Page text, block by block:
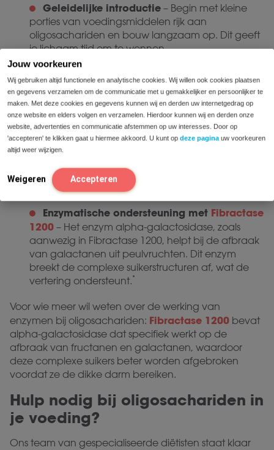
Jouw voorkeuren
Wij gebruiken altijd functionele en analytische cookies. Wij willen ook cookies plaatsen
en gegevens verzamelen om de communicatie met u gemakkelijker en persoonlijker te
maken. Met deze cookies en gegevens kunnen wij en derden uw internetgedrag op
onze website en elders volgen en verzamelen. Hierdoor kunnen wij en derden onze
website, advertenties en communicatie afstemmen op uw interesses. Door op
'accepteren' te klikken gaat u hiermee akkoord. U kunt op deze pagina uw voorkeuren
altijd weer wijzigen.
Weigeren Accepteren
Geleidelijke introductie – Begin met kleine
porties van voedingsmiddelen rijk aan
oligosachariden en bouw langzaam op. Dit geeft
je lichaam tijd om te wennen.
Slimme alternatieven
verschillende granen zoals spelt of haver als
alternatief voor tarwe. Gebruik knoflookolie in
plaats van verse knoflook voor de smaak zonder
de fructanen.
Bereidingstechnieken– Het weken van
peulvruchten en het weggooien van het
weekwater kan het galactanengehalte
verminderen. Goed doorkoken van groenten kan
de structuur van oligosachariden beïnvloeden.
Enzymatische ondersteuning met Fibractase
1200 – Het enzym alpha-galactosidase, zoals
aanwezig in Fibractase 1200, helpt bij de afbraak
van galactanen uit peulvruchten. Dit enzym
breekt de complexe suikerstructuren af, wat de
vertering ondersteunt.*
Voor wie meer wil weten over de werking van
enzymen bij oligosachariden: Fibractase 1200 bevat
alpha-galactosidase dat specifiek werkt op de
afbraak van fructanen en galactanen, waardoor
deze complexe suikers beter worden afgebroken
voordat ze de dikke darm bereiken.
Hulp nodig bij oligosachariden in
je voeding?
Ons team van gespecialiseerde diëtisten staat klaar